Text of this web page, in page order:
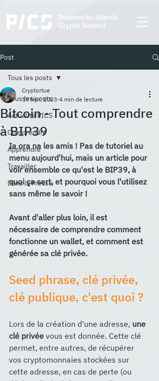
Post
Tous les posts
Actualité PICS
Comprendre
Apprendre
Travailler
Dans la Presse
Tous les posts
Bitcoin - Tout comprendre
à BIP39
Cryptortue
17 févr. 2023 4 min de lecture
Ia ora na les amis ! Pas de tutoriel au
menu aujourd'hui, mais un article pour
voir ensemble ce qu'est le BIP39, à
quoi ça sert, et pourquoi vous l'utilisez
sans même le savoir !
Avant d'aller plus loin, il est
nécessaire de comprendre comment
fonctionne un wallet, et comment est
générée sa clé privée.
Seed phrase, clé privée,
clé publique, c'est quoi ?
Lors de la création d'une adresse, une
clé privée vous est donnée. Cette clé
permet, entre autres, de récupérer
vos cryptomonnaies stockées sur
cette adresse, en cas de perte (ou